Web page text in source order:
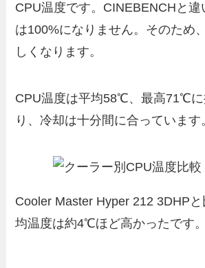
CPU温度です。CINEBENCHと
は100%になりません。そのため
しくなります。
CPU温度は平均58℃、最高71℃に
り、冷却は十分間に合っています
Cooler Master Hyper 212 3DHP
均温度は約4℃ほど高かったです。